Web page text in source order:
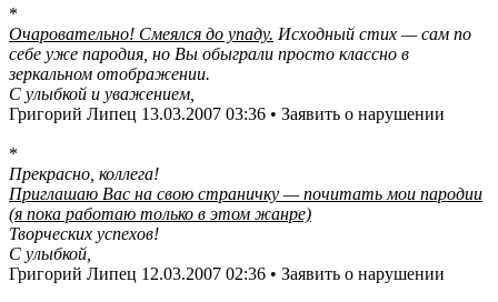
*
Очаровательно! Смеялся до упаду. Исходный стих — сам по
себе уже пародия, но Вы обыграли просто классно в
зеркальном отображении.
С улыбкой и уважением,
Григорий Липец 13.03.2007 03:36 • Заявить о нарушении
*
Прекрасно, коллега!
Приглашаю Вас на свою страничку — почитать мои пародии
(я пока работаю только в этом жанре)
Творческих успехов!
С улыбкой,
Григорий Липец 12.03.2007 02:36 • Заявить о нарушении